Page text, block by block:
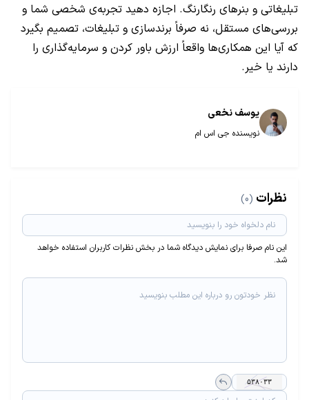
تبلیغاتی و بنرهای رنگارنگ. اجازه دهید تجربه‌ی شخصی شما و
بررسی‌های مستقل، نه صرفاً برندسازی و تبلیغات، تصمیم بگیرد
که آیا این همکاری‌ها واقعاً ارزش باور کردن و سرمایه‌گذاری را
دارند یا خیر.
یوسف نخعی
نویسنده جی اس ام
نظرات (0)
این نام صرفا برای نمایش دیدگاه شما در بخش نظرات کاربران استفاده خواهد
شد.